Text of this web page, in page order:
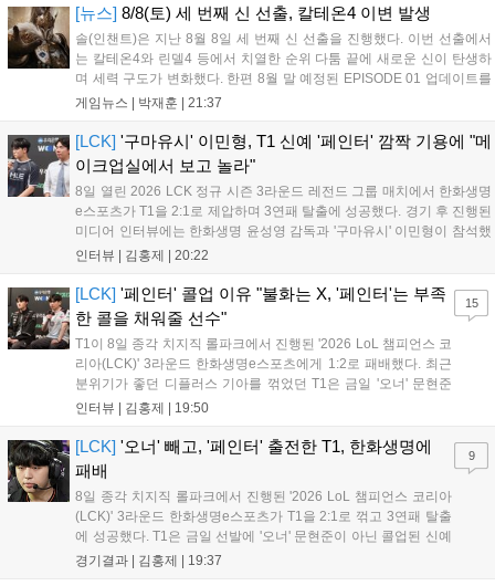
었...
[뉴스] 8/8(토) 세 번째 신 선출, 칼테온4 이변 발생
솔(인챈트)은 지난 8월 8일 세 번째 신 선출을 진행했다. 이번 선출에서
는 칼테온4와 린델4 등에서 치열한 순위 다툼 끝에 새로운 신이 탄생하
며 세력 구도가 변화했다. 한편 8월 말 예정된 EPISODE 01 업데이트를
통해 월드 콘텐츠가 추가될 예정이며, 이를 통해 추후 주신 및 절대신에
더욱 가속화될 전망이다....
게임뉴스 | 박재훈 | 21:37
[LCK] '구마유시' 이민형, T1 신예 '페인터' 깜짝 기용에 "메
이크업실에서 보고 놀라"
8일 열린 2026 LCK 정규 시즌 3라운드 레전드 그룹 매치에서 한화생명
e스포츠가 T1을 2:1로 제압하며 3연패 탈출에 성공했다. 경기 후 진행된
미디어 인터뷰에는 한화생명 윤성영 감독과 '구마유시' 이민형이 참석했
다. 먼저 승리 소감에 대해 윤성영 감독은 "오랜만에 승리해 기분이 좋고,
인터뷰 | 김홍제 | 20:22
[LCK] '페인터' 콜업 이유 "불화는 X, '페인터'는 부족
한 콜을 채워줄 선수"
T1이 8일 종각 치지직 롤파크에서 진행된 '2026 LoL 챔피언스 코
리아(LCK)' 3라운드 한화생명e스포츠에게 1:2로 패배했다. 최근
분위기가 좋던 디플러스 기아를 꺾었던 T1은 금일 '오너' 문현준
을 빼고 신예 '페인터' 김은후를 투입시키는 강수를 뒀으나 결국
즈' 김수환의 인터뷰 내...
인터뷰 | 김홍제 | 19:50
15
[LCK] '오너' 빼고, '페인터' 출전한 T1, 한화생명에
패배
8일 종각 치지직 롤파크에서 진행된 '2026 LoL 챔피언스 코리아
(LCK)' 3라운드 한화생명e스포츠가 T1을 2:1로 꺾고 3연패 탈출
에 성공했다. T1은 금일 선발에 '오너' 문현준이 아닌 콜업된 신예
'페인터' 김은후를 투입했지만, 결국 1:2로 패배하고 말았다. T1은
경기결과 | 김홍제 | 19:37
9